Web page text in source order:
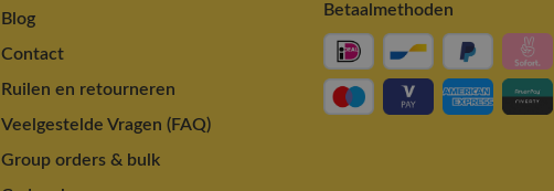
Blog
Contact
Ruilen en retourneren
Veelgestelde Vragen (FAQ)
Group orders & bulk
Betaalmethoden